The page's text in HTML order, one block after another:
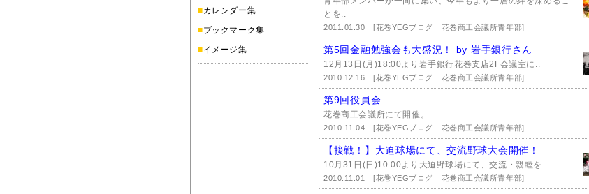
■カレンダー集
■ブックマーク集
■イメージ集
とを..
2011.01.30[花巻YEGブログ｜花巻商工会議所青年部]
第5回金融勉強会も大盛況！ by 岩手銀行さん
12月13日(月)18:00より岩手銀行花巻支店2F会議室に..
2010.12.16[花巻YEGブログ｜花巻商工会議所青年部]
第9回役員会
花巻商工会議所にて開催。
2010.11.04[花巻YEGブログ｜花巻商工会議所青年部]
【接戦！】大迫球場にて、交流野球大会開催！
10月31日(日)10:00より大迫野球場にて、交流・親睦を..
2010.11.01[花巻YEGブログ｜花巻商工会議所青年部]